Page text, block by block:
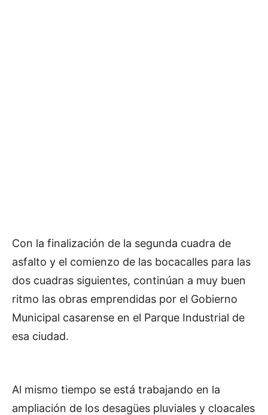
Con la finalización de la segunda cuadra de
asfalto y el comienzo de las bocacalles para las
dos cuadras siguientes, continúan a muy buen
ritmo las obras emprendidas por el Gobierno
Municipal casarense en el Parque Industrial de
esa ciudad.
Al mismo tiempo se está trabajando en la
ampliación de los desagües pluviales y cloacales